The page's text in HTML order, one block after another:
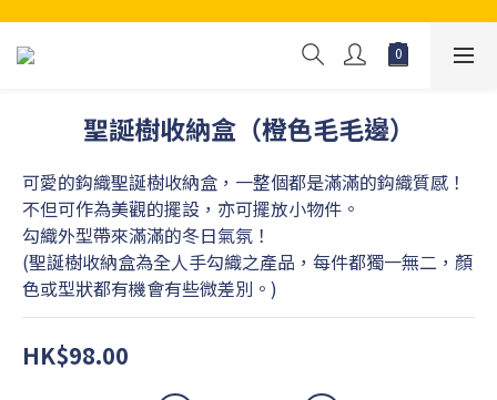
聖誕樹收納盒（橙色毛毛邊）
可愛的鈎織聖誕樹收納盒，一整個都是滿滿的鈎織質感！
不但可作為美觀的擺設，亦可擺放小物件。
勾織外型帶來滿滿的冬日氣氛！
(聖誕樹收納盒為全人手勾織之產品，每件都獨一無二，顏
色或型狀都有機會有些微差別。)
HK$98.00